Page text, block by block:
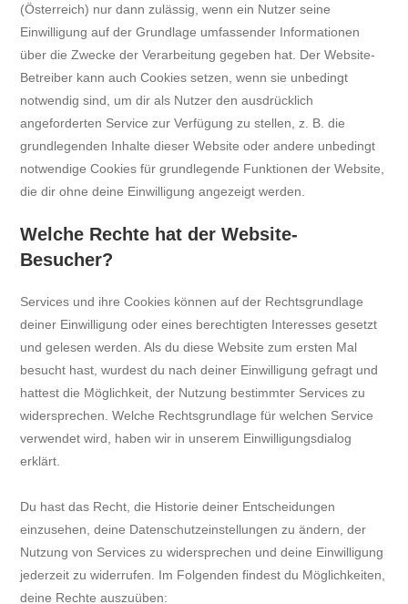
(Österreich) nur dann zulässig, wenn ein Nutzer seine
Einwilligung auf der Grundlage umfassender Informationen
über die Zwecke der Verarbeitung gegeben hat. Der Website-
Betreiber kann auch Cookies setzen, wenn sie unbedingt
notwendig sind, um dir als Nutzer den ausdrücklich
angeforderten Service zur Verfügung zu stellen, z. B. die
grundlegenden Inhalte dieser Website oder andere unbedingt
notwendige Cookies für grundlegende Funktionen der Website,
die dir ohne deine Einwilligung angezeigt werden.
Welche Rechte hat der Website-
Besucher?
Services und ihre Cookies können auf der Rechtsgrundlage
deiner Einwilligung oder eines berechtigten Interesses gesetzt
und gelesen werden. Als du diese Website zum ersten Mal
besucht hast, wurdest du nach deiner Einwilligung gefragt und
hattest die Möglichkeit, der Nutzung bestimmter Services zu
widersprechen. Welche Rechtsgrundlage für welchen Service
verwendet wird, haben wir in unserem Einwilligungsdialog
erklärt.
Du hast das Recht, die Historie deiner Entscheidungen
einzusehen, deine Datenschutzeinstellungen zu ändern, der
Nutzung von Services zu widersprechen und deine Einwilligung
jederzeit zu widerrufen. Im Folgenden findest du Möglichkeiten,
deine Rechte auszuüben: